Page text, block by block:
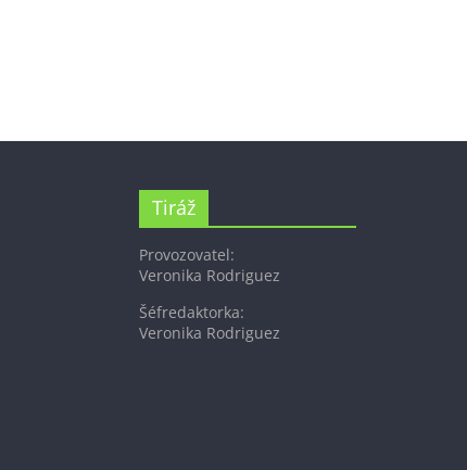
Tiráž
Provozovatel:
Veronika Rodriguez
Šéfredaktorka:
Veronika Rodriguez